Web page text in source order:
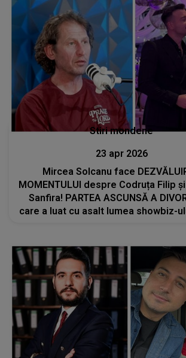
Stiri mondene
23 apr 2026
Mircea Solcanu face
MOMENTULUI despre Codruța Filip
Sanfira! PARTEA ASCUNSĂ A
care a luat cu asalt lumea showbiz-